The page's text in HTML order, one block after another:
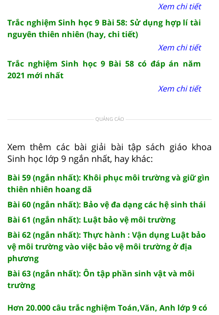
Xem chi tiết
Trắc nghiệm Sinh học 9 Bài 58: Sử dụng hợp lí tài
nguyên thiên nhiên (hay, chi tiết)
Xem chi tiết
Trắc nghiệm Sinh học 9 Bài 58 có đáp án năm
2021 mới nhất
Xem chi tiết
QUẢNG CÁO
Xem thêm các bài giải bài tập sách giáo khoa
Sinh học lớp 9 ngắn nhất, hay khác:
Bài 59 (ngắn nhất): Khôi phục môi trường và giữ gìn
thiên nhiên hoang dã
Bài 60 (ngắn nhất): Bảo vệ đa dạng các hệ sinh thái
Bài 61 (ngắn nhất): Luật bảo vệ môi trường
Bài 62 (ngắn nhất): Thực hành : Vận dụng Luật bảo
vệ môi trường vào việc bảo vệ môi trường ở địa
phương
Bài 63 (ngắn nhất): Ôn tập phần sinh vật và môi
trường
Hơn 20.000 câu trắc nghiệm Toán,Văn, Anh lớp 9 có